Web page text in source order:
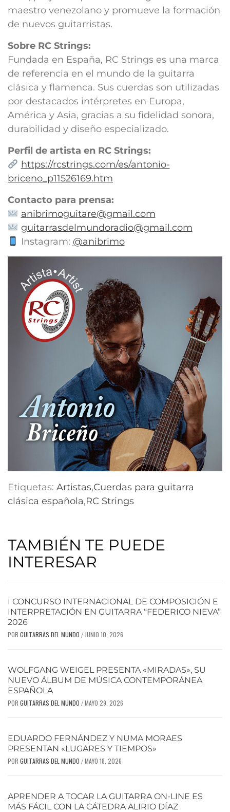
maestro venezolano y promueve la formación
de nuevos guitarristas.
Sobre RC Strings:
Fundada en España, RC Strings es una marca
de referencia en el mundo de la guitarra
clásica y flamenca. Sus cuerdas son utilizadas
por destacados intérpretes en Europa,
América y Asia, gracias a su fidelidad sonora,
durabilidad y diseño especializado.
Perfil de artista en RC Strings:
https://rcstrings.com/es/antonio-
briceno_p11526169.htm
Contacto para prensa:
anibrimoguitare@gmail.com
guitarrasdelmundoradio@gmail.com
Instagram: @anibrimo
Etiquetas: Artistas,Cuerdas para guitarra
clásica española,RC Strings
TAMBIÉN TE PUEDE
INTERESAR
I CONCURSO INTERNACIONAL DE COMPOSICIÓN E
INTERPRETACIÓN EN GUITARRA “FEDERICO NIEVA”
2026
POR GUITARRAS DEL MUNDO / JUNIO 10, 2026
WOLFGANG WEIGEL PRESENTA «MIRADAS», SU
NUEVO ÁLBUM DE MÚSICA CONTEMPORÁNEA
ESPAÑOLA
POR GUITARRAS DEL MUNDO / MAYO 29, 2026
EDUARDO FERNÁNDEZ Y NUMA MORAES
PRESENTAN «LUGARES Y TIEMPOS»
POR GUITARRAS DEL MUNDO / MAYO 18, 2026
APRENDER A TOCAR LA GUITARRA ON-LINE ES
MÁS FÁCIL CON LA CÁTEDRA ALIRIO DÍAZ